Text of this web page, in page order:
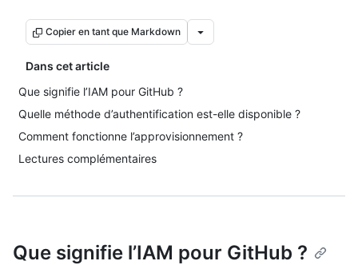
Copier en tant que Markdown
Dans cet article
Que signifie l’IAM pour GitHub ?
Quelle méthode d’authentification est-elle disponible ?
Comment fonctionne l’approvisionnement ?
Lectures complémentaires
Que signifie l’IAM pour GitHub ?